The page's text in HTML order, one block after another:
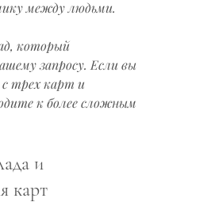
между людьми.
который
запросу. Если вы
трех карт и
к более сложным
и
карт